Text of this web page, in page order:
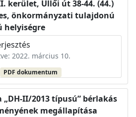
kerület, Üllői út 38-44. (44.)
önkormányzati tulajdonú
helyiségre
2022. március 10.
PDF dokumentum
„DH-II/2013 típusú” bérlakás
megállapítása